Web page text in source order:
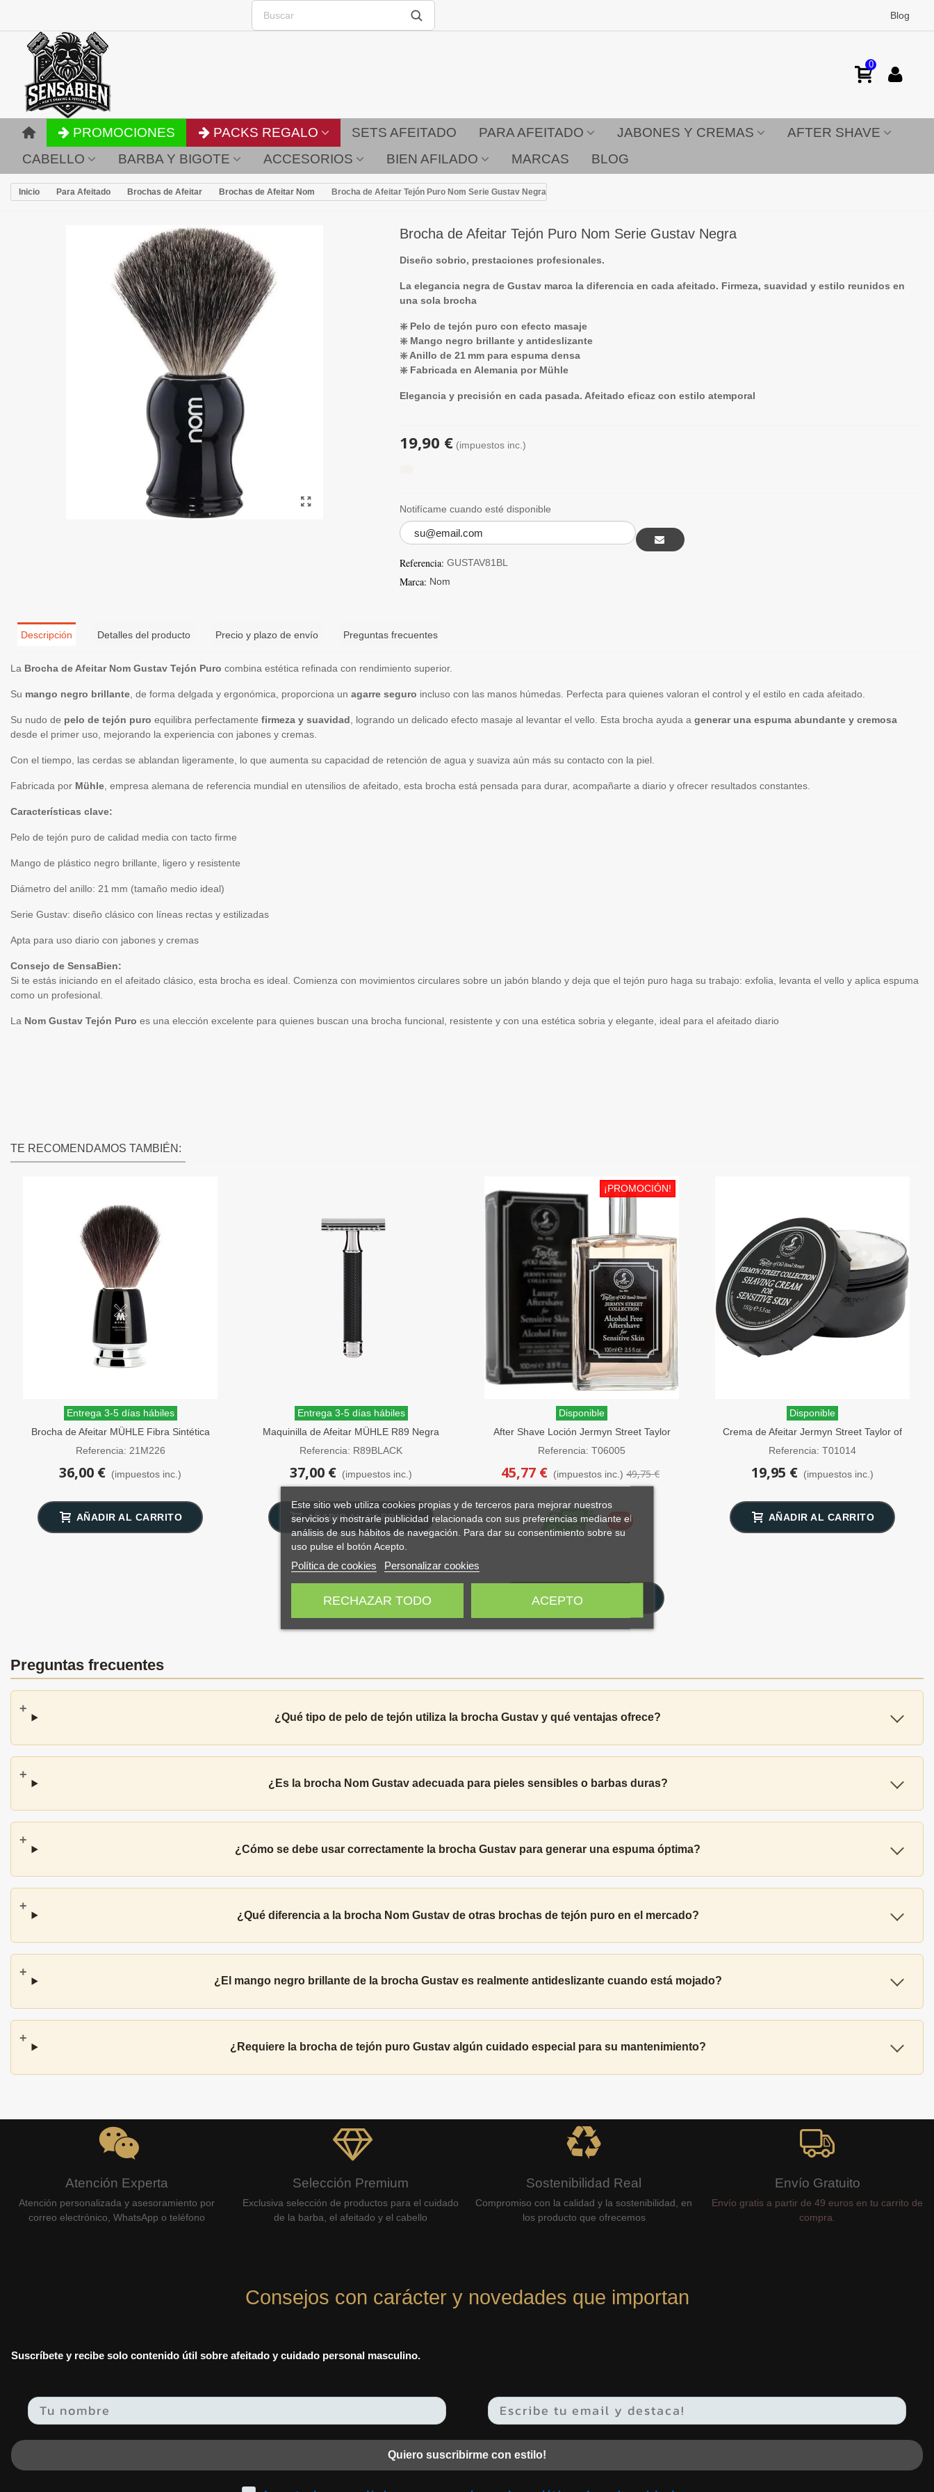
Blog
0
PROMOCIONES PACKS REGALO SETS AFEITADO PARA AFEITADO JABONES Y CREMAS
AFTER SHAVE
CABELLO
BARBA Y BIGOTE ACCESORIOS BIEN AFILADO MARCAS BLOG
Inicio Para Afeitado Brochas de Afeitar Brochas de Afeitar Nom Brocha de Afeitar Tejón Puro Nom Serie Gustav Negra
Brocha de Afeitar Tejón Puro Nom Serie Gustav Negra
Diseño sobrio, prestaciones profesionales.
La elegancia negra de Gustav marca la diferencia en cada afeitado. Firmeza, suavidad y estilo reunidos en
una sola brocha
❇️ Pelo de tejón puro con efecto masaje
❇️ Mango negro brillante y antideslizante
❇️ Anillo de 21 mm para espuma densa
❇️ Fabricada en Alemania por Mühle
Elegancia y precisión en cada pasada. Afeitado eficaz con estilo atemporal
19,90 € (impuestos inc.)
Notifícame cuando esté disponible
Referencia: GUSTAV81BL
Marca: Nom
Descripción Detalles del producto Precio y plazo de envío Preguntas frecuentes
La Brocha de Afeitar Nom Gustav Tejón Puro combina estética refinada con rendimiento superior.
Su mango negro brillante , de forma delgada y ergonómica, proporciona un agarre seguro incluso con las manos húmedas. Perfecta para quienes valoran el control y el estilo en cada afeitado.
Su nudo de pelo de tejón puro equilibra perfectamente firmeza y suavidad , logrando un delicado efecto masaje al levantar el vello. Esta brocha ayuda a generar una espuma abundante y cremosa
desde el primer uso, mejorando la experiencia con jabones y cremas.
Con el tiempo, las cerdas se ablandan ligeramente, lo que aumenta su capacidad de retención de agua y suaviza aún más su contacto con la piel.
Fabricada por Mühle , empresa alemana de referencia mundial en utensilios de afeitado, esta brocha está pensada para durar, acompañarte a diario y ofrecer resultados constantes.
Características clave:
Pelo de tejón puro de calidad media con tacto firme
Mango de plástico negro brillante, ligero y resistente
Diámetro del anillo: 21 mm (tamaño medio ideal)
Serie Gustav: diseño clásico con líneas rectas y estilizadas
Apta para uso diario con jabones y cremas
Consejo de SensaBien:
Si te estás iniciando en el afeitado clásico, esta brocha es ideal. Comienza con movimientos circulares sobre un jabón blando y deja que el tejón puro haga su trabajo: exfolia, levanta el vello y aplica espuma
como un profesional.
La Nom Gustav Tejón Puro es una elección excelente para quienes buscan una brocha funcional, resistente y con una estética sobria y elegante, ideal para el afeitado diario
TE RECOMENDAMOS TAMBIÉN:
Entrega 3-5 días hábiles
Brocha de Afeitar MÜHLE Fibra Sintética
Black Fibre Negra RYTMO
Referencia: 21M226
36,00 € (impuestos inc.)
AÑADIR AL CARRITO
Entrega 3-5 días hábiles
Maquinilla de Afeitar MÜHLE R89 Negra
Peine Cerrado Traditional
Referencia: R89BLACK
37,00 € (impuestos inc.)
AÑADIR AL CARRITO
¡PROMOCIÓN!
Disponible
After Shave Loción Jermyn Street Taylor
of Old Bond Street 100ml
Referencia: T06005
45,77 € (impuestos inc.) 49,75 €
-8%
AÑADIR AL CARRITO
Disponible
Crema de Afeitar Jermyn Street Taylor of
Old Bond Street 150g
Referencia: T01014
19,95 € (impuestos inc.)
AÑADIR AL CARRITO
Preguntas frecuentes
¿Qué tipo de pelo de tejón utiliza la brocha Gustav y qué ventajas ofrece?
¿Es la brocha Nom Gustav adecuada para pieles sensibles o barbas duras?
¿Cómo se debe usar correctamente la brocha Gustav para generar una espuma óptima?
¿Qué diferencia a la brocha Nom Gustav de otras brochas de tejón puro en el mercado?
¿El mango negro brillante de la brocha Gustav es realmente antideslizante cuando está mojado?
¿Requiere la brocha de tejón puro Gustav algún cuidado especial para su mantenimiento?
Este sitio web utiliza cookies propias y de terceros para mejorar nuestros
servicios y mostrarle publicidad relacionada con sus preferencias mediante el
análisis de sus hábitos de navegación. Para dar su consentimiento sobre su
uso pulse el botón Acepto.
Política de cookies Personalizar cookies
RECHAZAR TODO ACEPTO
Atención Experta
Atención personalizada y asesoramiento por
correo electrónico, WhatsApp o teléfono
Selección Premium
Exclusiva selección de productos para el cuidado
de la barba, el afeitado y el cabello
Sostenibilidad Real
Compromiso con la calidad y la sostenibilidad, en
los producto que ofrecemos
Envío Gratuito
Envío gratis a partir de 49 euros en tu carrito de
compra.
Consejos con carácter y novedades que importan
Suscríbete y recibe solo contenido útil sobre afeitado y cuidado personal masculino.
Email
Quiero suscribirme con estilo!